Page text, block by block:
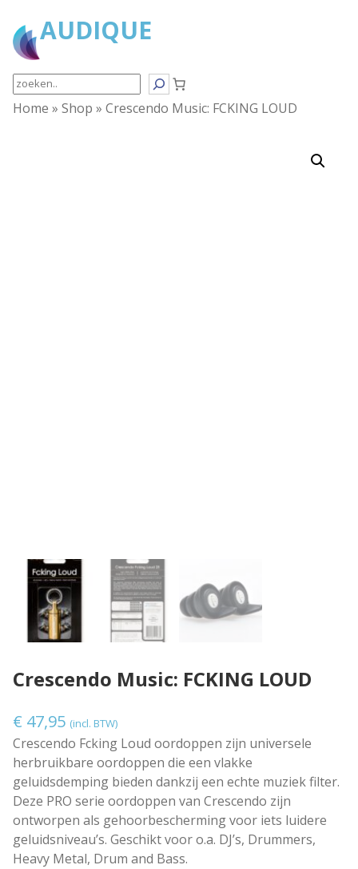
AUDIQUE
Search
Home » Shop » Crescendo Music: FCKING LOUD
Crescendo Music: FCKING LOUD
€ 47,95 (incl. BTW)
Crescendo Fcking Loud oordoppen zijn universele
herbruikbare oordoppen die een vlakke
geluidsdemping bieden dankzij een echte muziek filter.
Deze PRO serie oordoppen van Crescendo zijn
ontworpen als gehoorbescherming voor iets luidere
geluidsniveau’s. Geschikt voor o.a. DJ’s, Drummers,
Heavy Metal, Drum and Bass.